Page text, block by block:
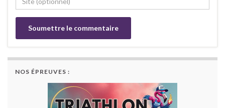
NOS ÉPREUVES :